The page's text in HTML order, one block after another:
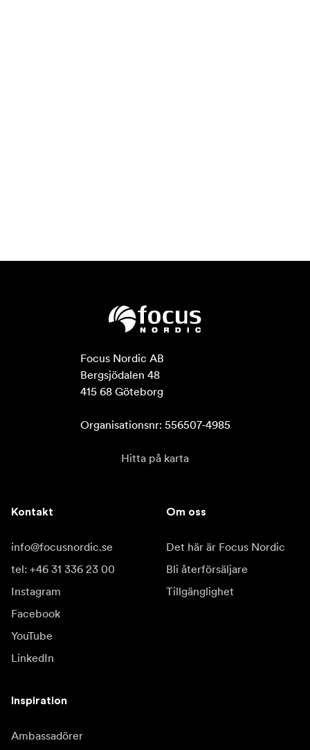
Focus Nordic AB
Bergsjödalen 48
415 68 Göteborg
Organisationsnr: 556507-4985
Hitta på karta
Kontakt
info@focusnordic.se
tel: +46 31 336 23 00
Instagram
Facebook
YouTube
LinkedIn
Om oss
Det här är Focus Nordic
Bli återförsäljare
Tillgänglighet
Inspiration
Ambassadörer